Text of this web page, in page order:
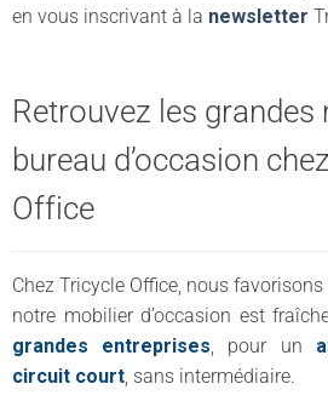
en vous inscrivant à la newsletter
Retrouvez les grandes
bureau d’occasion
Office
Chez Tricycle Office, nous favorisons
notre mobilier d’occasion est
grandes entreprises, pour un
circuit court, sans intermédiaire.